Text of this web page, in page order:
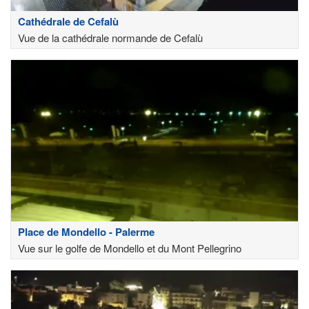
Cathédrale de Cefalù
Vue de la cathédrale normande de Cefalù
Place de Mondello - Palerme
Vue sur le golfe de Mondello et du Mont Pellegrino